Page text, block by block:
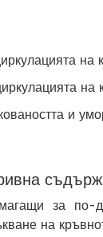
на
на
и
за по-
на